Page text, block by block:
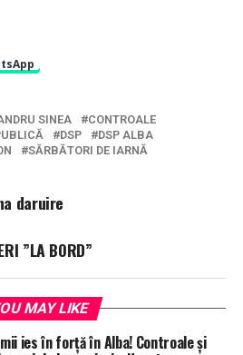
SINEA
CONTROALE
DSP
DSP ALBA
SĂRBĂTORI DE IARNĂ
daruire
”LA BORD”
MAY LIKE
ies în forță în Alba! Controale și